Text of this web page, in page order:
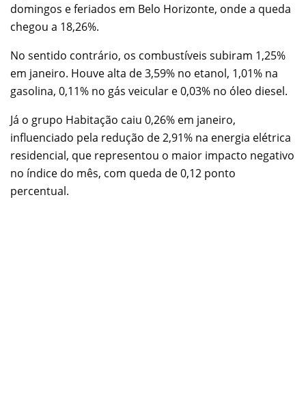
domingos e feriados em Belo Horizonte, onde a queda
chegou a 18,26%.
No sentido contrário, os combustíveis subiram 1,25%
em janeiro. Houve alta de 3,59% no etanol, 1,01% na
gasolina, 0,11% no gás veicular e 0,03% no óleo diesel.
Já o grupo Habitação caiu 0,26% em janeiro,
influenciado pela redução de 2,91% na energia elétrica
residencial, que representou o maior impacto negativo
no índice do mês, com queda de 0,12 ponto
percentual.